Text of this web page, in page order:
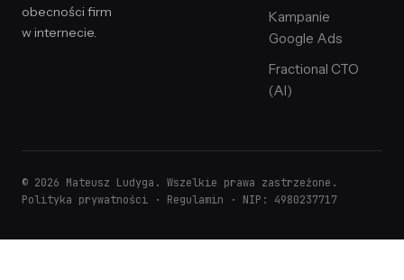
obecności firm
w internecie.
Kampanie
Google Ads
Fractional CTO
(AI)
© 2026 Mateusz Ludyga. Wszelkie prawa zastrzeżone.
Polityka prywatności · Regulamin · NIP: 4980237717